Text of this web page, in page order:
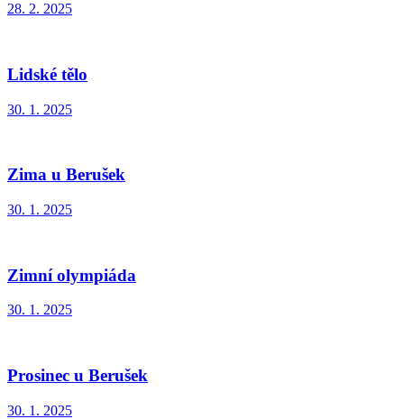
28. 2. 2025
Lidské tělo
30. 1. 2025
Zima u Berušek
30. 1. 2025
Zimní olympiáda
30. 1. 2025
Prosinec u Berušek
30. 1. 2025